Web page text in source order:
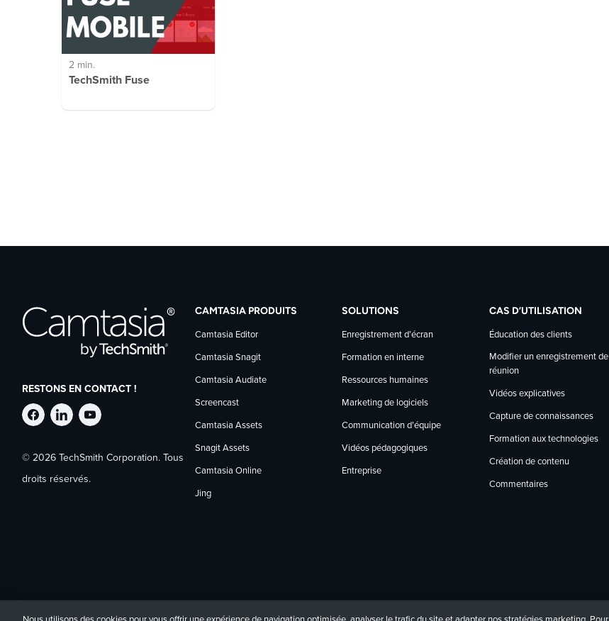
2 min.
TechSmith Fuse
RESTONS EN CONTACT !
Suivre
TechSmith
Suivre
TechSmith
Suivre
TechSmith
© 2026 TechSmith Corporation. Tous
droits réservés.
CAMTASIA PRODUITS
Camtasia Editor
Camtasia Snagit
Camtasia Audiate
Screencast
Camtasia Assets
Snagit Assets
Camtasia Online
Jing
SOLUTIONS
Enregistrement d’écran
Formation en interne
Ressources humaines
Marketing de logiciels
Communication d’équipe
Vidéos pédagogiques
Entreprise
CAS D’UTILISATION
Éducation des clients
Modifier un enregistrement de
réunion
Vidéos explicatives
Capture de connaissances
Formation aux technologies
Création de contenu
Commentaires